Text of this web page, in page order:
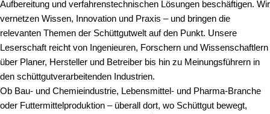
Aufbereitung und verfahrenstechnischen Lösungen beschäftigen. Wir
vernetzen Wissen, Innovation und Praxis – und bringen die
relevanten Themen der Schüttgutwelt auf den Punkt. Unsere
Leserschaft reicht von Ingenieuren, Forschern und Wissenschaftlern
über Planer, Hersteller und Betreiber bis hin zu Meinungsführern in
den schüttgutverarbeitenden Industrien.
Ob Bau- und Chemieindustrie, Lebensmittel- und Pharma-Branche
oder Futtermittelproduktion – überall dort, wo Schüttgut bewegt,